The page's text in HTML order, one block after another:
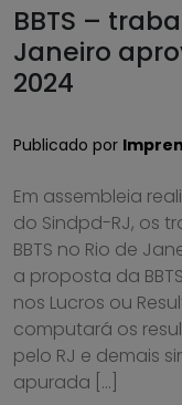
BBTS –
Janeiro
2024
Publicado por
Em assembleia
do Sindpd-RJ, os
BBTS no Rio de
a proposta da
nos Lucros ou
computará os
pelo RJ e demais
apurada […]